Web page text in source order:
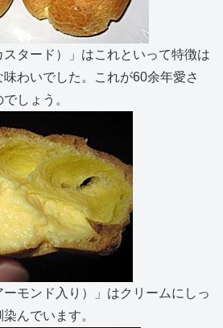
スタード）」はこれといって特徴は
わいでした。これが60余年愛さ
しょう。
ーモンド入り）」はクリームにしっ
んでいます。